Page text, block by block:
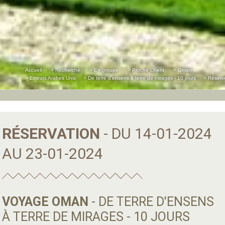
Accueil > Recherche > En groupe > Proche Orient
> Oman
> Emirats Arabes Unis
> De terre d'ensens à terre de mirages - 10 jours >
RÉSERVATION - DU 14-01-2024
AU 23-01-2024
VOYAGE OMAN - DE TERRE D'ENSENS
À TERRE DE MIRAGES - 10 JOURS